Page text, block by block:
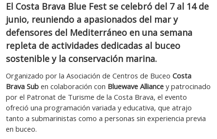
El Costa Brava Blue Fest se celebró del 7 al 14 de
junio, reuniendo a apasionados del mar y
defensores del Mediterráneo en una semana
repleta de actividades dedicadas al buceo
sostenible y la conservación marina.
Organizado por la Asociación de Centros de Buceo Costa
Brava Sub en colaboración con Bluewave Alliance y patrocinado
por el Patronat de Turisme de la Costa Brava, el evento
ofreció una programación variada y educativa, que atrajo
tanto a submarinistas como a personas sin experiencia previa
en buceo.